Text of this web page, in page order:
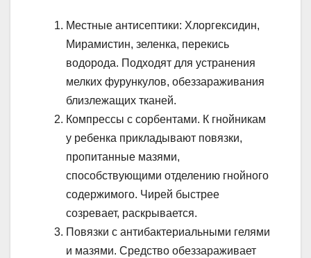
Местные антисептики: Хлоргексидин,
Мирамистин, зеленка, перекись
водорода. Подходят для устранения
мелких фурункулов, обеззараживания
близлежащих тканей.
Компрессы с сорбентами. К гнойникам
у ребенка прикладывают повязки,
пропитанные мазями,
способствующими отделению гнойного
содержимого. Чирей быстрее
созревает, раскрывается.
Повязки с антибактериальными гелями
и мазями. Средство обеззараживает